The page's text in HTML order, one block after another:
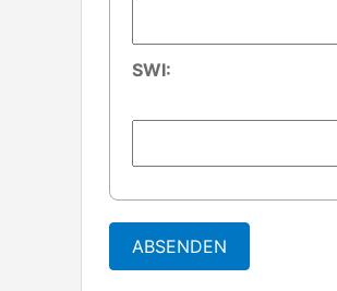
SWI:
ABSENDEN